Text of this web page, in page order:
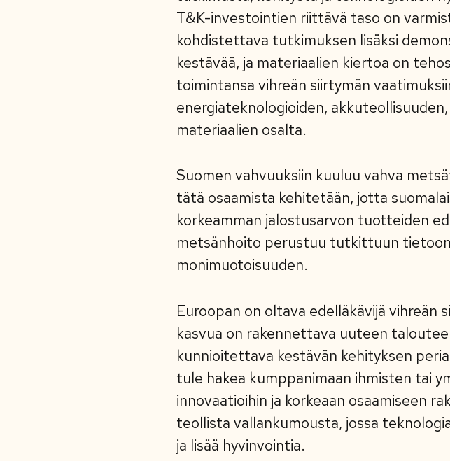
T&K-investointien riittävä taso on
kohdistettava tutkimuksen lisäksi
kestävää, ja materiaalien kiertoa on
toimintansa vihreän siirtymän
energiateknologioiden,
materiaalien osalta.
Suomen vahvuuksiin kuuluu vahva
tätä osaamista kehitetään, jotta
korkeamman jalostusarvon tuotteiden
metsänhoito perustuu tutkittuun
monimuotoisuuden.
Euroopan on oltava edelläkävijä vihreän
kasvua on rakennettava uuteen
kunnioitettava kestävän kehityksen
tule hakea kumppanimaan ihmisten tai
innovaatioihin ja korkeaan osaamiseen
teollista vallankumousta, jossa
ja lisää hyvinvointia.